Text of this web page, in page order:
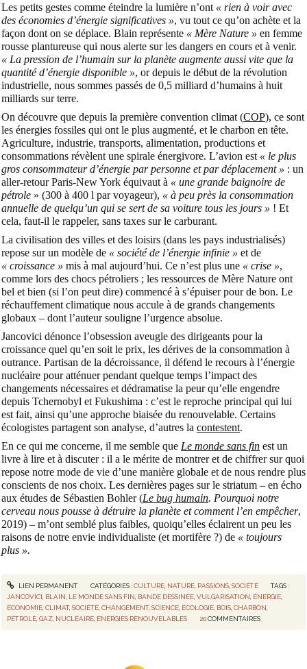
Les petits gestes comme éteindre la lumière n’ont « rien à voir avec
des économies d’énergie significatives », vu tout ce qu’on achète et la
façon dont on se déplace. Blain représente « Mère Nature » en femme
rousse plantureuse qui nous alerte sur les dangers en cours et à venir.
« La pression de l’humain sur la planète augmente aussi vite que la
quantité d’énergie disponible », or depuis le début de la révolution
industrielle, nous sommes passés de 0,5 milliard d’humains à huit
milliards sur terre.
On découvre que depuis la première convention climat (COP), ce sont
les énergies fossiles qui ont le plus augmenté, et le charbon en tête.
Agriculture, industrie, transports, alimentation, productions et
consommations révèlent une spirale énergivore. L’avion est « le plus
gros consommateur d’énergie par personne et par déplacement » : un
aller-retour Paris-New York équivaut à « une grande baignoire de
pétrole » (300 à 400 l par voyageur), « à peu près la consommation
annuelle de quelqu’un qui se sert de sa voiture tous les jours » ! Et
cela, faut-il le rappeler, sans taxes sur le carburant.
La civilisation des villes et des loisirs (dans les pays industrialisés)
repose sur un modèle de « société de l’énergie infinie » et de
« croissance » mis à mal aujourd’hui. Ce n’est plus une « crise »,
comme lors des chocs pétroliers ; les ressources de Mère Nature ont
bel et bien (si l’on peut dire) commencé à s’épuiser pour de bon. Le
réchauffement climatique nous accule à de grands changements
globaux – dont l’auteur souligne l’urgence absolue.
Jancovici dénonce l’obsession aveugle des dirigeants pour la
croissance quel qu’en soit le prix, les dérives de la consommation à
outrance. Partisan de la décroissance, il défend le recours à l’énergie
nucléaire pour atténuer pendant quelque temps l’impact des
changements nécessaires et dédramatise la peur qu’elle engendre
depuis Tchernobyl et Fukushima : c’est le reproche principal qui lui
est fait, ainsi qu’une approche biaisée du renouvelable. Certains
écologistes partagent son analyse, d’autres la contestent.
En ce qui me concerne, il me semble que Le monde sans fin est un
livre à lire et à discuter : il a le mérite de montrer et de chiffrer sur quoi
repose notre mode de vie d’une manière globale et de nous rendre plus
conscients de nos choix. Les dernières pages sur le striatum – en écho
aux études de Sébastien Bohler (Le bug humain. Pourquoi notre
cerveau nous pousse à détruire la planète et comment l’en empêcher,
2019) – m’ont semblé plus faibles, quoiqu’elles éclairent un peu les
raisons de notre envie individualiste (et mortifère ?) de « toujours
plus ».
LIEN PERMANENT CATÉGORIES :CULTURE, NATURE, PASSIONS, SOCIÉTÉ
TAGS :
JANCOVICI BLAIN LE MONDE SANS FIN BANDE DESSINÉE ,VULGARISATION ÉNERGIE
ÉCONOMIE ,CLIMAT,SOCIÉTÉ ,CHANGEMENT,SCIENCE ÉCOLOGIE BOIS ,CHARBON
PÉTROLE ,GAZ NUCLÉAIRE ÉNERGIES RENOUVELABLES 20 COMMENTAIRES